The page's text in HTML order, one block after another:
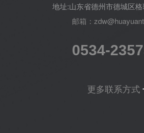
地址:山东省德州市德城区
邮箱：
0534-
更多联系方式